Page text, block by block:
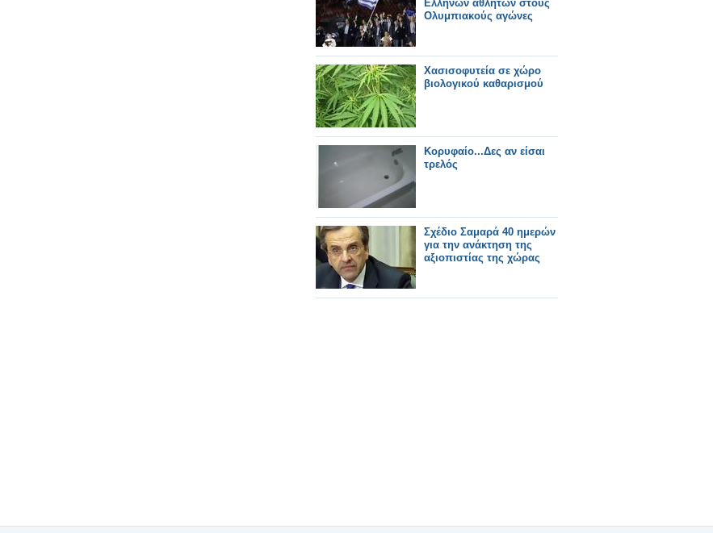
Ελλήνων αθλητών στους
Ολυμπιακούς αγώνες
Χασισοφυτεία σε χώρο
βιολογικού καθαρισμού
Κορυφαίο...Δες αν είσαι
τρελός
Σχέδιο Σαμαρά 40 ημερών
για την ανάκτηση της
αξιοπιστίας της χώρας